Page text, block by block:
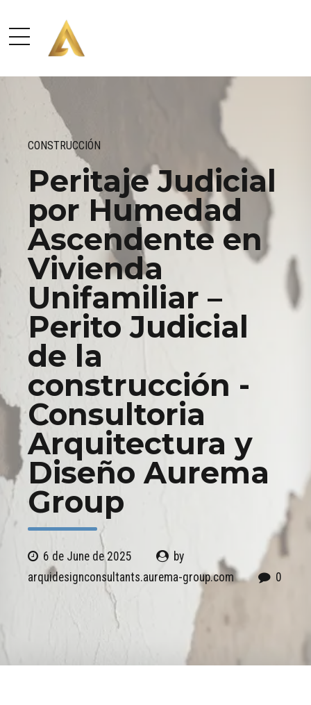
CONSTRUCCIÓN
Peritaje Judicial
por Humedad
Ascendente en
Vivienda
Unifamiliar –
Perito Judicial
de la
construcción -
Consultoria
Arquitectura y
Diseño Aurema
Group
6 de June de 2025
by
arquidesignconsultants.aurema-group.com
0